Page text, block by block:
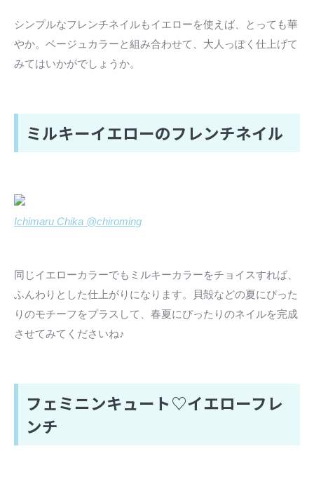
シンプルなフレンチネイルもイエローを使えば、とっても華
やか。ベージュカラーと組み合わせて、大人っぽく仕上げて
みてはいかがでしょうか。
ミルキーイエローのフレンチネイル
Ichimaru Chika @chiroming
同じイエローカラーでもミルキーカラーをチョイスすれば、
ふんわりとした仕上がりになります。貝殻などの夏にぴった
りのモチーフをプラスして、春夏にぴったりのネイルを完成
させてみてくださいね♪
フェミニンキュート♡イエローフレ
ンチ